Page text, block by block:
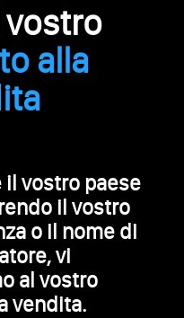
vostro
alla
vostro paese
il vostro
o il nome di
vi
al vostro
vendita.